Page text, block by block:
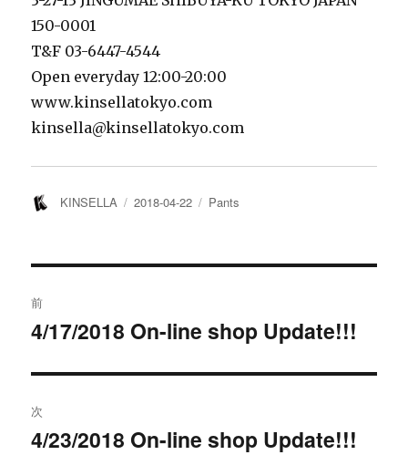
150-0001
T&F 03-6447-4544
Open everyday 12:00-20:00
www.kinsellatokyo.com
kinsella@kinsellatokyo.com
投
KINSELLA
投
2018-04-22
カ
Pants
稿
ビ
ゲ
前
過
の
投
稿:
4/17/2018 On-line shop Update!!!
次
次
4/23/2018 On-line shop Update!!!